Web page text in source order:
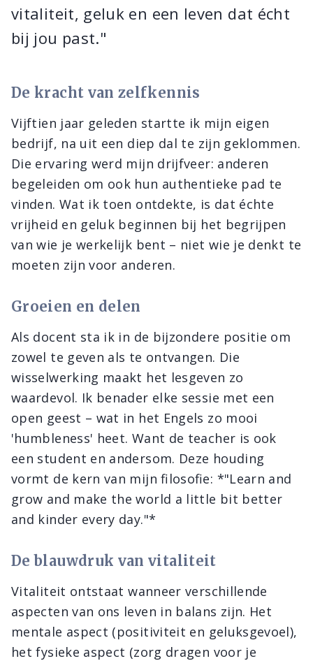
vitaliteit, geluk en een leven dat écht
bij jou past."
De kracht van zelfkennis
Vijftien jaar geleden startte ik mijn eigen
bedrijf, na uit een diep dal te zijn geklommen.
Die ervaring werd mijn drijfveer: anderen
begeleiden om ook hun authentieke pad te
vinden. Wat ik toen ontdekte, is dat échte
vrijheid en geluk beginnen bij het begrijpen
van wie je werkelijk bent – niet wie je denkt te
moeten zijn voor anderen.
Groeien en delen
Als docent sta ik in de bijzondere positie om
zowel te geven als te ontvangen. Die
wisselwerking maakt het lesgeven zo
waardevol. Ik benader elke sessie met een
open geest – wat in het Engels zo mooi
'humbleness' heet. Want de teacher is ook
een student en andersom. Deze houding
vormt de kern van mijn filosofie: *"Learn and
grow and make the world a little bit better
and kinder every day."*
De blauwdruk van vitaliteit
Vitaliteit ontstaat wanneer verschillende
aspecten van ons leven in balans zijn. Het
mentale aspect (positiviteit en geluksgevoel),
het fysieke aspect (zorg dragen voor je